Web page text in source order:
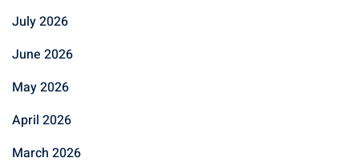
July 2026
June 2026
May 2026
April 2026
March 2026